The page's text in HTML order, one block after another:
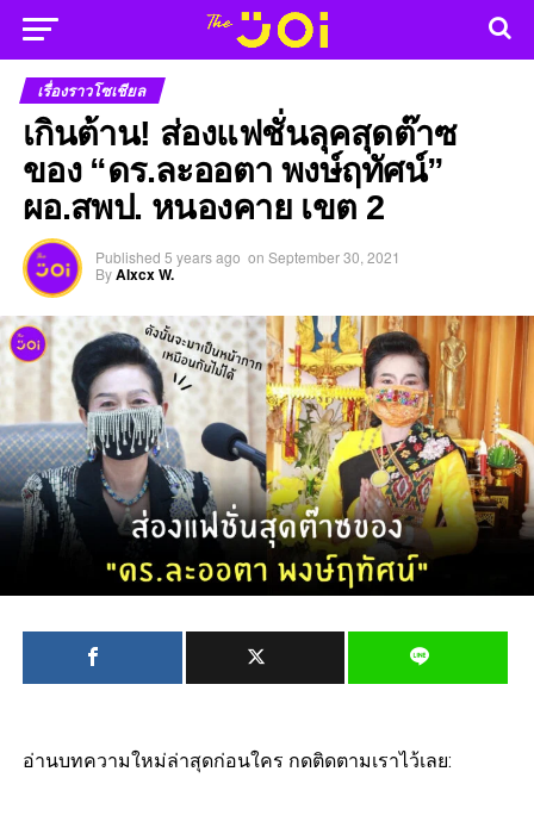
เรื่องราวโซเชียล
เกินต้าน! ส่องแฟชั่นลุคสุดต๊าซ
ของ “ดร.ละออตา พงษ์ฤทัศน์”
ผอ.สพป. หนองคาย เขต 2
Published 5 years ago on September 30, 2021
ByAlxcx W.
อ่านบทความใหม่ล่าสุดก่อนใคร กดติดตามเราไว้เลย: